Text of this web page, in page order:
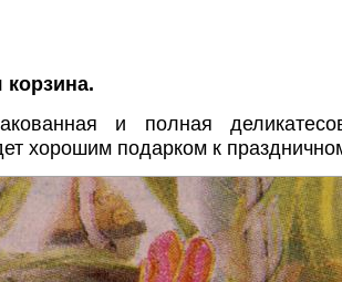
корзина.
и полная
хорошим подарком к